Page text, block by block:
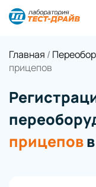
Главная /
прицепов
прицепов